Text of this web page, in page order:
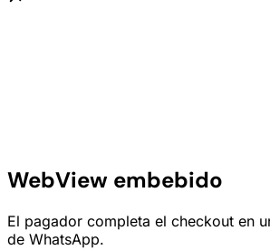
WebView embebido
El pagador completa el checkout en
de WhatsApp.